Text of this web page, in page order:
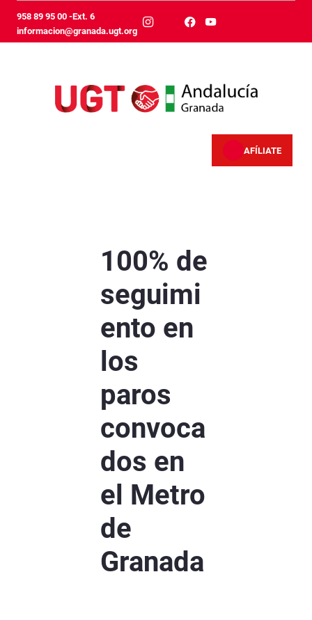
Salta al contingut principal
958 89 95 00 -Ext. 6
informacion@granada.ugt.org
AFÍLIATE
100% de
seguimi
ento en
los
paros
convoca
dos en
el Metro
de
Granada